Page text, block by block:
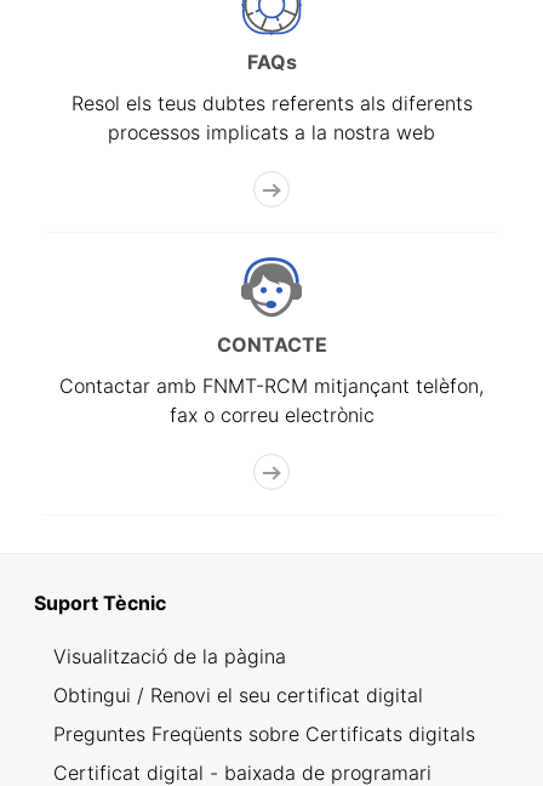
FAQs
Resol els teus dubtes referents als diferents
processos implicats a la nostra web
CONTACTE
Contactar amb FNMT-RCM mitjançant telèfon,
fax o correu electrònic
Suport Tècnic
Visualització de la pàgina
Obtingui / Renovi el seu certificat digital
Preguntes Freqüents sobre Certificats digitals
Certificat digital - baixada de programari